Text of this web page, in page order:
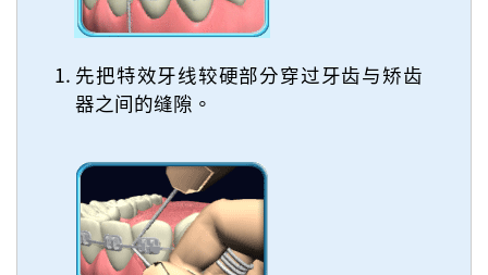
先把特效牙线较硬部分穿过牙齿与矫齿
器之间的缝隙。